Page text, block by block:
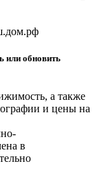
или обновить
а также
и цены на
в